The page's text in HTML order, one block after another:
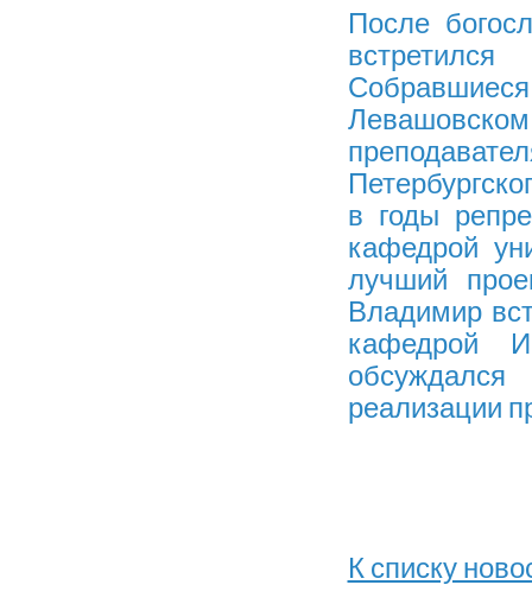
После
в годы
кафедрой
лучший
Владимир
кафедрой
реализации
К списку